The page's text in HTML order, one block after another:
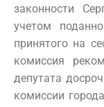
законности
учетом
принятого на
комиссия
депутата
комиссии